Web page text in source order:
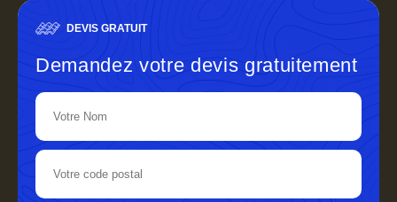
DEVIS GRATUIT
Demandez votre devis gratuitement